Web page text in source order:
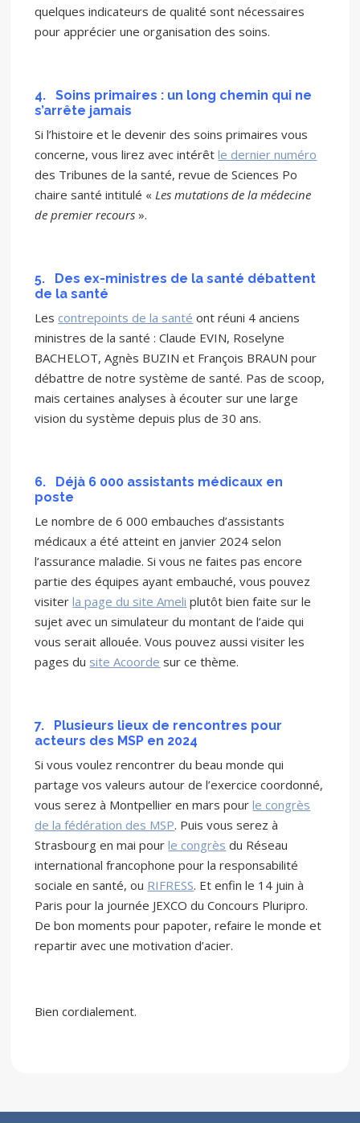
quelques indicateurs de qualité sont nécessaires
pour apprécier une organisation des soins.
4.Soins primaires : un long chemin qui ne
s’arrête jamais
Si l’histoire et le devenir des soins primaires vous
concerne, vous lirez avec intérêtle dernier numéro
des Tribunes de la santé, revue de Sciences Po
chaire santé intitulé «Les mutations de la médecine
de premier recours ».
5. Des ex-ministres de la santé débattent
de la santé
Lescontrepoints de la santé ont réuni 4 anciens
ministres de la santé : Claude EVIN, Roselyne
BACHELOT, Agnès BUZIN et François BRAUN pour
débattre de notre système de santé. Pas de scoop,
mais certaines analyses à écouter sur une large
vision du système depuis plus de 30 ans.
6. Déjà 6 000 assistants médicaux en
poste
Le nombre de 6 000 embauches d’assistants
médicaux a été atteint en janvier 2024 selon
l’assurance maladie. Si vous ne faites pas encore
partie des équipes ayant embauché, vous pouvez
visiterla page du site Ameli plutôt bien faite sur le
sujet avec un simulateur du montant de l’aide qui
vous serait allouée. Vous pouvez aussi visiter les
pages du site Acoorde sur ce thème.
7. Plusieurs lieux de rencontres pour
acteurs des MSP en 2024
Si vous voulez rencontrer du beau monde qui
partage vos valeurs autour de l’exercice coordonné,
vous serez à Montpellier en mars pourle congrès
de la fédération des MSP. Puis vous serez à
Strasbourg en mai pourle congrès du Réseau
international francophone pour la responsabilité
sociale en santé, ou RIFRESS. Et enfin le 14 juin à
Paris pour la journée JEXCO du Concours Pluripro.
De bon moments pour papoter, refaire le monde et
repartir avec une motivation d’acier.
Bien cordialement.